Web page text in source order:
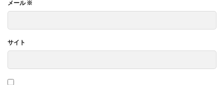
メール※
サイト